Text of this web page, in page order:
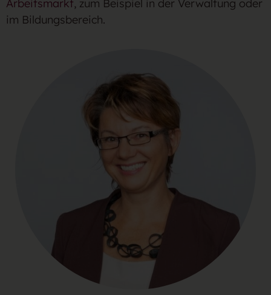
Arbeitsmarkt, zum Beispiel in der Verwaltung oder
im Bildungsbereich.